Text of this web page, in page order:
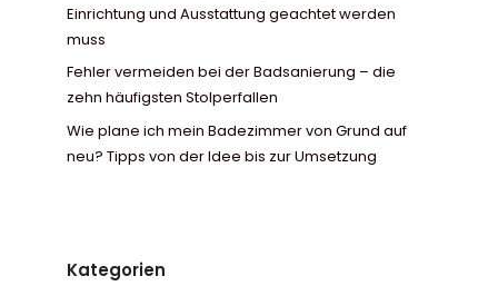
Einrichtung und Ausstattung geachtet werden
muss
Fehler vermeiden bei der Badsanierung – die
zehn häufigsten Stolperfallen
Wie plane ich mein Badezimmer von Grund auf
neu? Tipps von der Idee bis zur Umsetzung
Kategorien